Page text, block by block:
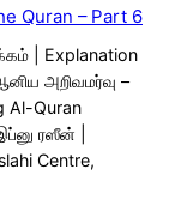
Quran – Part 6
| Explanation
அறிவமர்வு –
Al-Quran
ரஸீன் |
Centre,